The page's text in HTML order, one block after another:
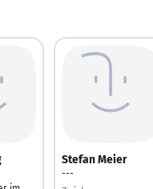
Stefan Meier
---